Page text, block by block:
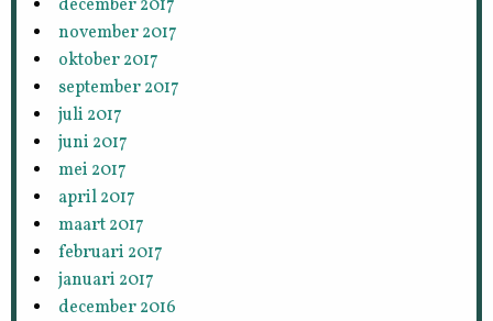
december 2017
november 2017
oktober 2017
september 2017
juli 2017
juni 2017
mei 2017
april 2017
maart 2017
februari 2017
januari 2017
december 2016